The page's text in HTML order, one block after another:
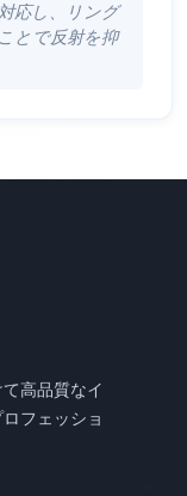
応し、リング
とで反射を抑
高品質なイ
フェッショ